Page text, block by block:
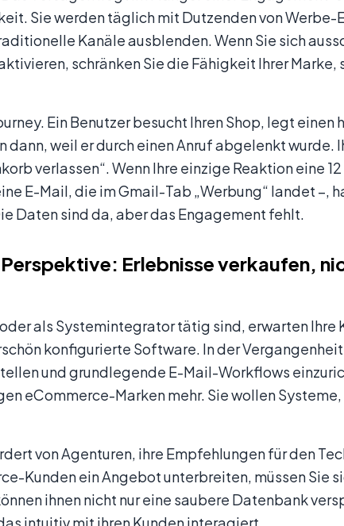
Sie werden täglich mit Dutzenden von Werbe-
Kanäle ausblenden. Wenn Sie sich
schränken Sie die Fähigkeit Ihrer Marke,
Ein Benutzer besucht Ihren Shop, legt einen
weil er durch einen Anruf abgelenkt wurde.
verlassen“. Wenn Ihre einzige Reaktion eine
E-Mail, die im Gmail-Tab „Werbung“ landet –,
Daten sind da, aber das Engagement fehlt.
Erlebnisse verkaufen,
als Systemintegrator tätig sind, erwarten Ihre
konfigurierte Software. In der
und grundlegende E-Mail-Workflows
eCommerce-Marken mehr. Sie wollen
von Agenturen, ihre Empfehlungen für den
Kunden ein Angebot unterbreiten, müssen Sie
ihnen nicht nur eine saubere Datenbank